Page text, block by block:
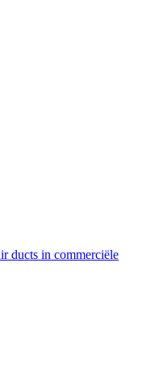
ducts in commerciële